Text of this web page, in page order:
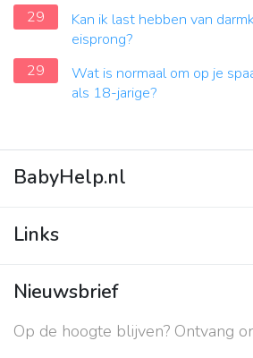
29
Kan ik last hebben van
eisprong?
29
Wat is normaal om op je
als 18-jarige?
BabyHelp.nl
Vraag & Antwoord
Links
Contact
Over ons
Nieuwsbrief
Op de hoogte blijven? Ontvang